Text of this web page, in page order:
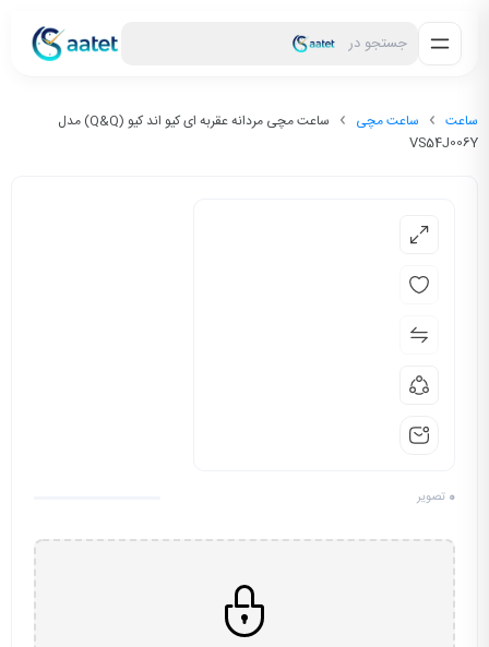
جستجو در
ساعت ساعت مچی
ساعت مچی مردانه عقربه ای کیو اند کیو (Q&Q) مدل
VS54J006Y
0 تصویر